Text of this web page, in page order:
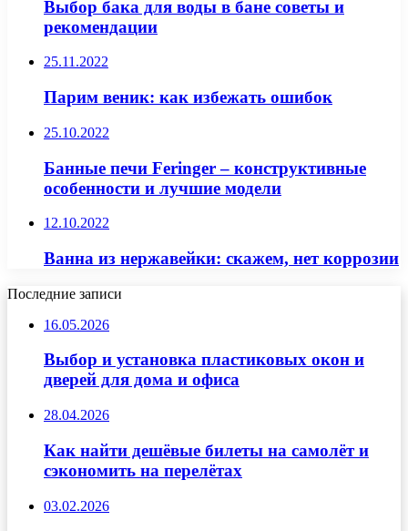
Выбор бака для воды в бане советы и
рекомендации
25.11.2022
Парим веник: как избежать ошибок
25.10.2022
Банные печи Feringer – конструктивные
особенности и лучшие модели
12.10.2022
Ванна из нержавейки: скажем, нет коррозии
Последние записи
16.05.2026
Выбор и установка пластиковых окон и
дверей для дома и офиса
28.04.2026
Как найти дешёвые билеты на самолёт и
сэкономить на перелётах
03.02.2026